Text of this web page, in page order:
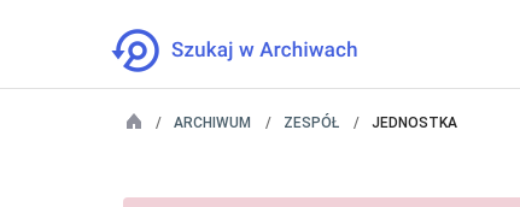
ARCHIWUM ZESPÓŁ JEDNOSTKA